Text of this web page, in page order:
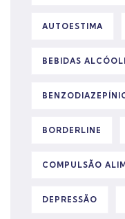
AUTOESTIMA
BEBIDAS
BORDERLINE
COMPULSÃO
DEPRESSÃO